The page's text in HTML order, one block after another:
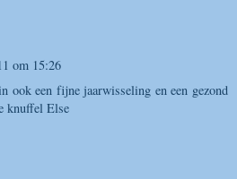
om 15:26
ook een fijne jaarwisseling en een gezond
knuffel Else